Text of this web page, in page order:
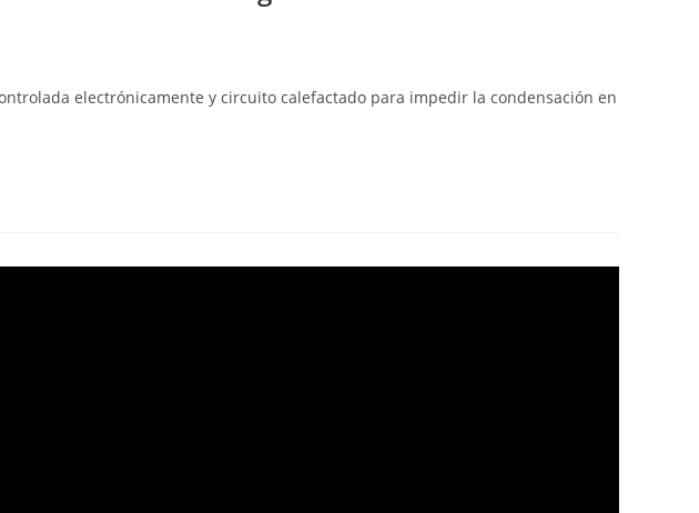
electrónicamente y circuito calefactado para impedir la condensación en